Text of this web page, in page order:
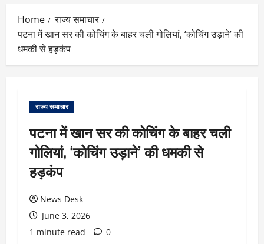
Home
राज्य समाचार
पटना में खान सर की कोचिंग के बाहर चली गोलियां, ‘कोचिंग उड़ाने’ की
धमकी से हड़कंप
राज्य समाचार
पटना में खान सर की कोचिंग के बाहर चली
गोलियां, ‘कोचिंग उड़ाने’ की धमकी से
हड़कंप
News Desk
June 3, 2026
1 minute read
0